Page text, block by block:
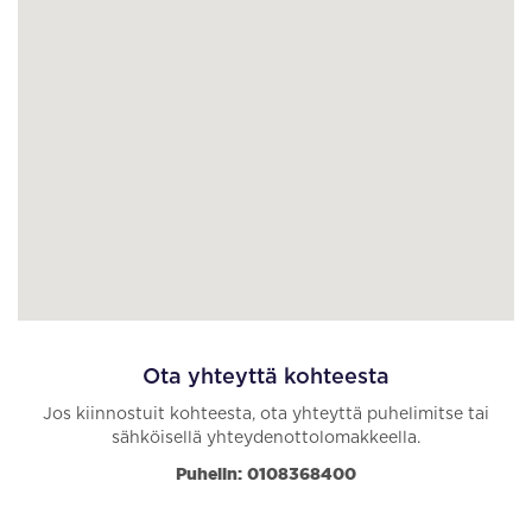
Ota yhteyttä kohteesta
Jos kiinnostuit kohteesta, ota yhteyttä puhelimitse tai
sähköisellä yhteydenottolomakkeella.
Puhelin: 0108368400